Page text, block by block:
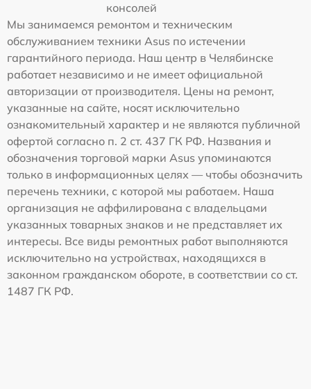
консолей
Мы занимаемся ремонтом и техническим
обслуживанием техники Asus по истечении
гарантийного периода. Наш центр в Челябинске
работает независимо и не имеет официальной
авторизации от производителя. Цены на ремонт,
указанные на сайте, носят исключительно
ознакомительный характер и не являются публичной
офертой согласно п. 2 ст. 437 ГК РФ. Названия и
обозначения торговой марки Asus упоминаются
только в информационных целях — чтобы обозначить
перечень техники, с которой мы работаем. Наша
организация не аффилирована с владельцами
указанных товарных знаков и не представляет их
интересы. Все виды ремонтных работ выполняются
исключительно на устройствах, находящихся в
законном гражданском обороте, в соответствии со ст.
1487 ГК РФ.